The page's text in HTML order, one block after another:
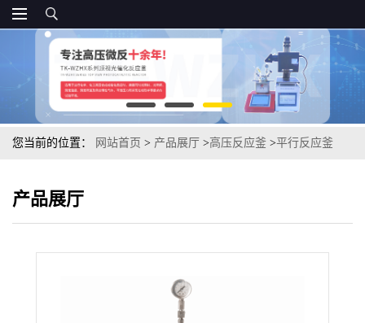
您当前的位置： 网站首页 > 产品展厅 >高压反应釜 >平行反应釜
产品展厅